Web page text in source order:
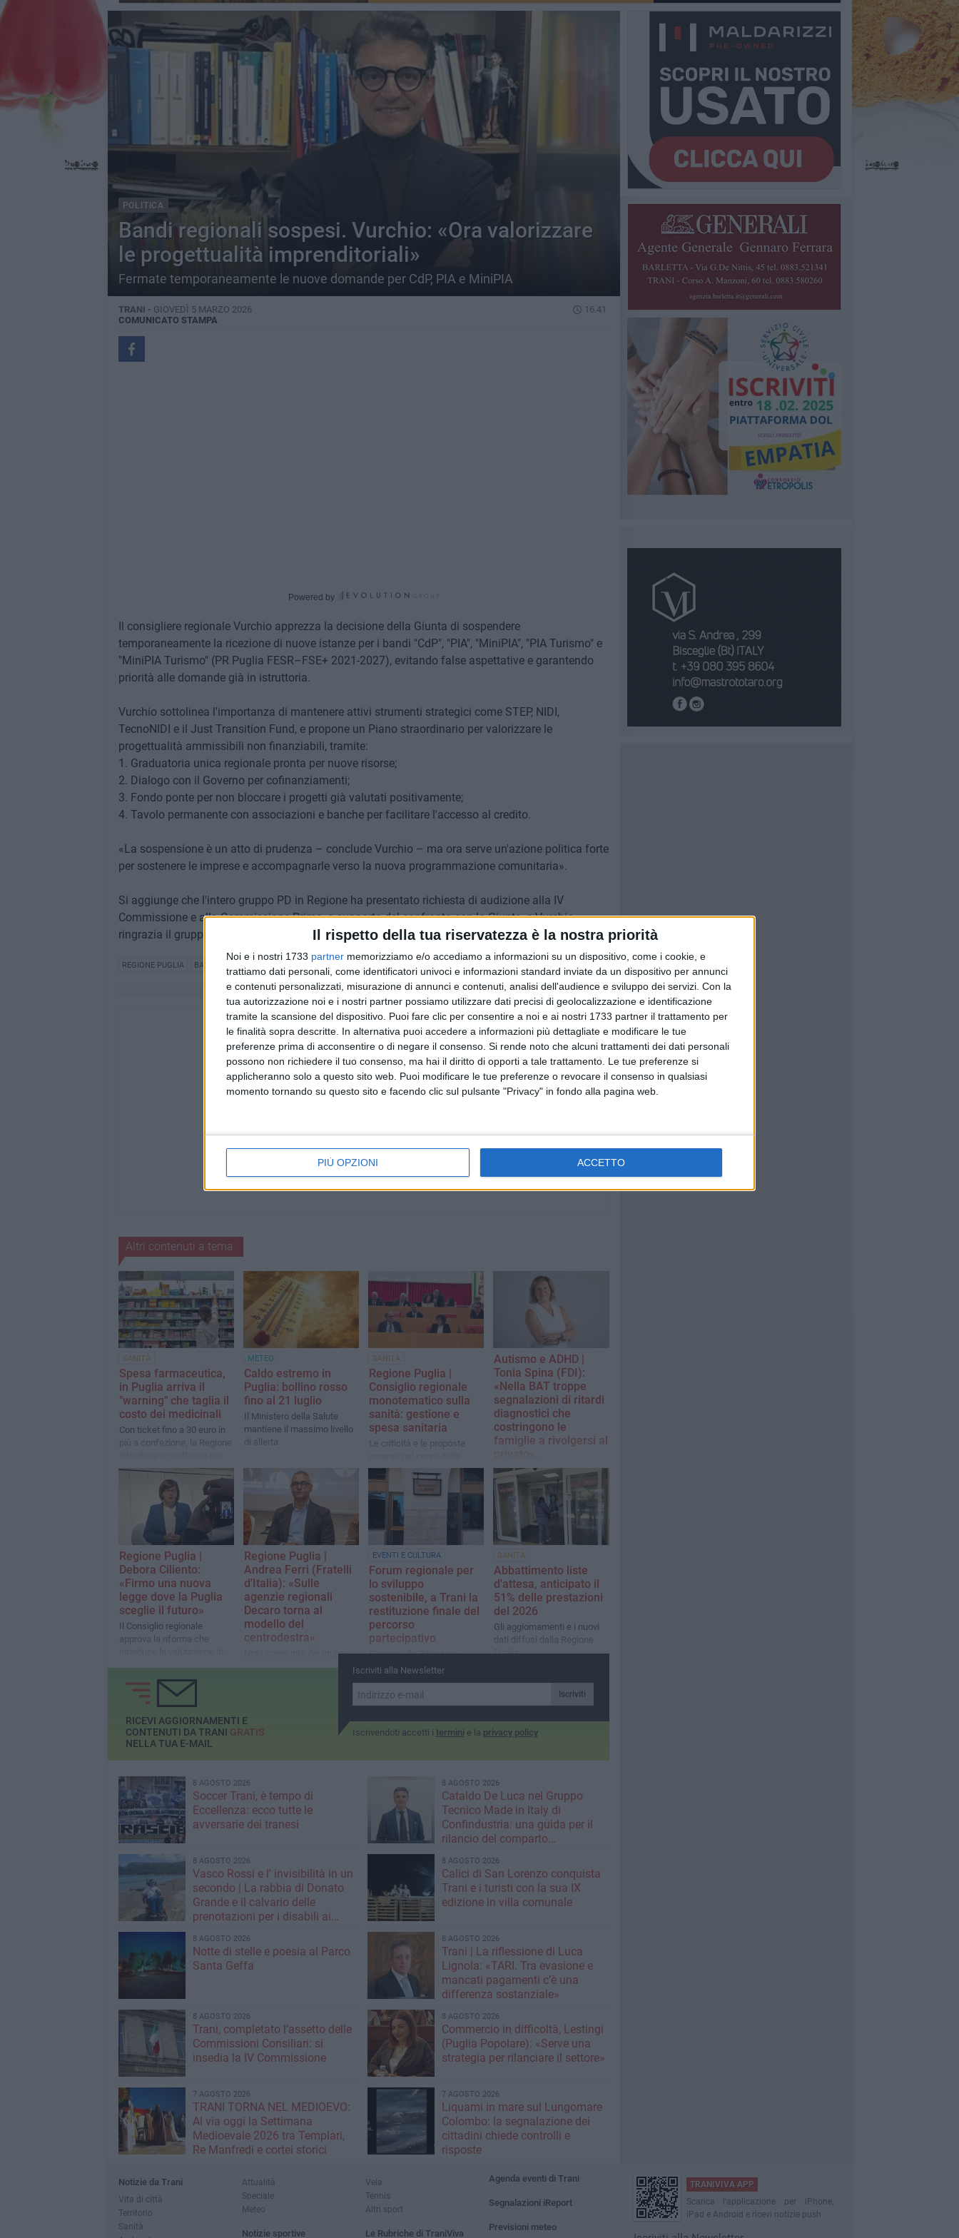
Il rispetto della tua riservatezza è la nostra priorità
Noi e i nostri 1733 partner memorizziamo e/o accediamo a informazioni su un dispositivo, come i cookie, e
trattiamo dati personali, come identificatori univoci e informazioni standard inviate da un dispositivo per annunci
e contenuti personalizzati, misurazione di annunci e contenuti, analisi dell'audience e sviluppo dei servizi. Con la
tua autorizzazione noi e i nostri partner possiamo utilizzare dati precisi di geolocalizzazione e identificazione
tramite la scansione del dispositivo. Puoi fare clic per consentire a noi e ai nostri 1733 partner il trattamento per
le finalità sopra descritte. In alternativa puoi accedere a informazioni più dettagliate e modificare le tue
preferenze prima di acconsentire o di negare il consenso. Si rende noto che alcuni trattamenti dei dati personali
possono non richiedere il tuo consenso, ma hai il diritto di opporti a tale trattamento. Le tue preferenze si
applicheranno solo a questo sito web. Puoi modificare le tue preferenze o revocare il consenso in qualsiasi
momento tornando su questo sito e facendo clic sul pulsante "Privacy" in fondo alla pagina web.
PIÙ OPZIONI ACCETTO
POLITICA
Bandi regionali sospesi. Vurchio: «Ora valorizzare
le progettualità imprenditoriali»
Fermate temporaneamente le nuove domande per CdP, PIA e MiniPIA
TRANI - GIOVEDÌ 5 MARZO 2026
16.41
COMUNICATO STAMPA
Powered by
Il consigliere regionale Vurchio apprezza la decisione della Giunta di sospendere
temporaneamente la ricezione di nuove istanze per i bandi "CdP", "PIA", "MiniPIA", "PIA Turismo" e
"MiniPIA Turismo" (PR Puglia FESR–FSE+ 2021-2027), evitando false aspettative e garantendo
priorità alle domande già in istruttoria.
Vurchio sottolinea l'importanza di mantenere attivi strumenti strategici come STEP, NIDI,
TecnoNIDI e il Just Transition Fund, e propone un Piano straordinario per valorizzare le
progettualità ammissibili non finanziabili, tramite:
1. Graduatoria unica regionale pronta per nuove risorse;
2. Dialogo con il Governo per cofinanziamenti;
3. Fondo ponte per non bloccare i progetti già valutati positivamente;
4. Tavolo permanente con associazioni e banche per facilitare l'accesso al credito.
«La sospensione è un atto di prudenza – conclude Vurchio – ma ora serve un'azione politica forte
per sostenere le imprese e accompagnarle verso la nuova programmazione comunitaria».
Si aggiunge che l'intero gruppo PD in Regione ha presentato richiesta di audizione alla IV
Commissione e alla Commissione Prima, a supporto del confronto con la Giunta, e Vurchio
ringrazia il gruppo per la sensibilità dimostrata verso le esigenze del sistema produttivo regionale.
REGIONE PUGLIA BANDI E CONCORSI
Altri contenuti a tema
SANITÀ
Spesa farmaceutica,
in Puglia arriva il
"warning" che taglia il
costo dei medicinali
Con ticket fino a 30 euro in
più a confezione, la Regione
spingere l'uso degli
equivalenti e tutelare le
famiglie più fragili
METEO
Caldo estremo in
Puglia: bollino rosso
fino al 21 luglio
Il Ministero della Salute
mantiene il massimo livello
di allerta
SANITÀ
Regione Puglia |
Consiglio regionale
monotematico sulla
sanità: gestione e
spesa sanitaria
Le criticità e le proposte
massima assise regionale
Autismo e ADHD |
Tonia Spina (FDI):
«Nella BAT troppe
segnalazioni di ritardi
diagnostici che
costringono le
famiglie a rivolgersi al
La V.Presidente della
Comm. Sanità Regione
Puglia interviene per
l'autismo: «Basta attese
infinite: le famiglie pugliesi
hanno diritto a diagnosi e
cure tempestive»
Regione Puglia |
Debora Ciliento:
«Firmo una nuova
legge dove la Puglia
sceglie il futuro»
Il Consiglio regionale
approva la riforma che
genere negli atti della
Regione. L'assessora: «Un
passo concreto verso una
Puglia più equa, sostenibile
e inclusiva».
Regione Puglia |
Andrea Ferri (Fratelli
d'Italia): «Sulle
agenzie regionali
Decaro torna al
modello del
centrodestra»
Nota congiunta del gruppo
consiliare di Fratelli d'Italia
EVENTI E CULTURA
Forum regionale per
lo sviluppo
sostenibile, a Trani la
restituzione finale del
percorso
partecipativo
Domani alla Biblioteca
Comunale “Giovanni Bovio”
emersi dalle quattro tappe
territoriali del Forum
SANITÀ
Abbattimento liste
d'attesa, anticipato il
51% delle prestazioni
del 2026
Gli aggiornamenti e i nuovi
dati diffusi dalla Regione
Puglia
Iscriviti alla Newsletter
Iscriviti
Iscrivendoti accetti i termini e la privacy policy
RICEVI AGGIORNAMENTI E
CONTENUTI DA TRANI GRATIS
NELLA TUA E-MAIL
8 AGOSTO 2026
Soccer Trani, è tempo di
Eccellenza: ecco tutte le
avversarie dei tranesi
8 AGOSTO 2026
Cataldo De Luca nel Gruppo
Tecnico Made in Italy di
Confindustria: una guida per il
rilancio del comparto
8 AGOSTO 2026
Vasco Rossi e l' invisibilità in un
secondo | La rabbia di Donato
Grande e il calvario delle
prenotazioni per i disabili ai
8 AGOSTO 2026
Calici di San Lorenzo conquista
Trani e i turisti con la sua IX
edizione in villa comunale
8 AGOSTO 2026
Notte di stelle e poesia al Parco
Santa Geffa
8 AGOSTO 2026
Trani | La riflessione di Luca
Lignola: «TARI. Tra evasione e
mancati pagamenti c’è una
differenza sostanziale»
8 AGOSTO 2026
Trani, completato l’assetto delle
Commissioni Consiliari: si
insedia la IV Commissione
8 AGOSTO 2026
Commercio in difficoltà, Lestingi
(Puglia Popolare): «Serve una
strategia per rilanciare il settore»
7 AGOSTO 2026
TRANI TORNA NEL MEDIOEVO:
Al via oggi la Settimana
Medioevale 2026 tra Templari,
Re Manfredi e cortei storici
7 AGOSTO 2026
Liquami in mare sul Lungomare
Colombo: la segnalazione dei
cittadini chiede controlli e
risposte
Notizie da Trani
Vita di città
Territorio
Sanità
Attualità
Speciale
Meteo
Notizie sportive
Vela
Tennis
Altri sport
Le Rubriche di TraniViva
Agenda eventi di Trani
Segnalazioni iReport
Previsioni meteo
TRANIVIVA APP
Scarica l'applicazione per iPhone,
iPad e Android e ricevi notizie push